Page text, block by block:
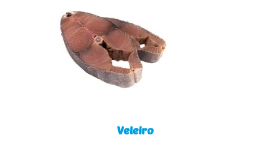
Veleiro
Veleiro